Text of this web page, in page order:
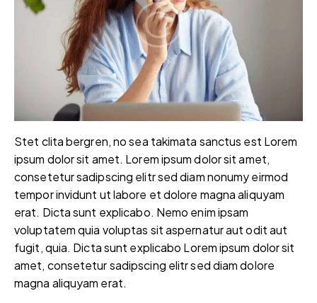
Stet clita bergren, no sea takimata sanctus est Lorem
ipsum dolor sit amet. Lorem ipsum dolor sit amet,
consetetur sadipscing elitr sed diam nonumy eirmod
tempor invidunt ut labore et dolore magna aliquyam
erat. Dicta sunt explicabo. Nemo enim ipsam
voluptatem quia voluptas sit aspernatur aut odit aut
fugit, quia. Dicta sunt explicabo Lorem ipsum dolor sit
amet, consetetur sadipscing elitr sed diam dolore
magna aliquyam erat.